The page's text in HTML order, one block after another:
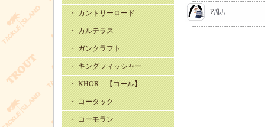
・ カントリーロード
・ カルテラス
・ ガンクラフト
・ キングフィッシャー
・ KHOR 【コール】
・ コータック
・ コーモラン